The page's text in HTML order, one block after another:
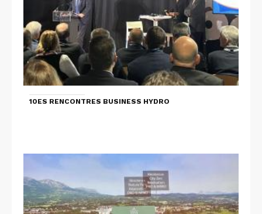
10ES RENCONTRES BUSINESS HYDRO